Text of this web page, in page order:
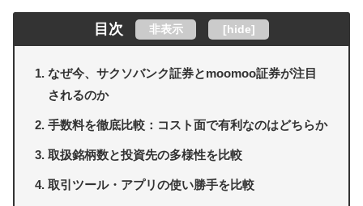
目次 非表示 [hide]
なぜ今、サクソバンク証券とmoomoo証券が注目
されるのか
手数料を徹底比較：コスト面で有利なのはどちらか
取扱銘柄数と投資先の多様性を比較
取引ツール・アプリの使い勝手を比較